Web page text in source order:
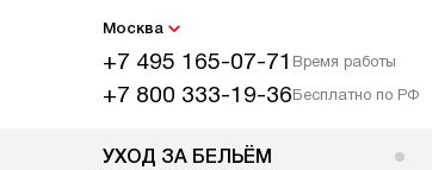
Москва
+7 495 165-07-71 Время работы
+7 800 333-19-36Бесплатно по РФ
УХОД ЗА БЕЛЬЁМ